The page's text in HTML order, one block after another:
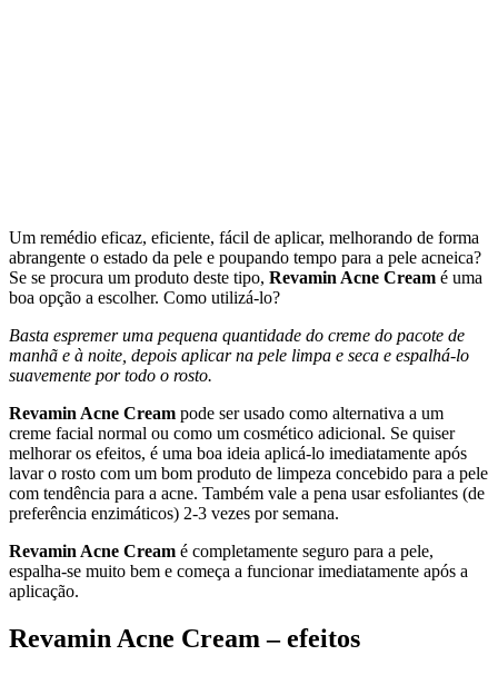
Um remédio eficaz, eficiente, fácil de aplicar, melhorando de forma
abrangente o estado da pele e poupando tempo para a pele acneica?
Se se procura um produto deste tipo, Revamin Acne Cream é uma
boa opção a escolher. Como utilizá-lo?
Basta espremer uma pequena quantidade do creme do pacote de
manhã e à noite, depois aplicar na pele limpa e seca e espalhá-lo
suavemente por todo o rosto.
Revamin Acne Cream pode ser usado como alternativa a um
creme facial normal ou como um cosmético adicional. Se quiser
melhorar os efeitos, é uma boa ideia aplicá-lo imediatamente após
lavar o rosto com um bom produto de limpeza concebido para a pele
com tendência para a acne. Também vale a pena usar esfoliantes (de
preferência enzimáticos) 2-3 vezes por semana.
Revamin Acne Cream é completamente seguro para a pele,
espalha-se muito bem e começa a funcionar imediatamente após a
aplicação.
Revamin Acne Cream – efeitos